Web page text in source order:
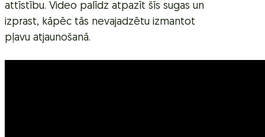
attīstību. Video palīdz atpazīt šīs sugas un
izprast, kāpēc tās nevajadzētu izmantot
pļavu atjaunošanā.